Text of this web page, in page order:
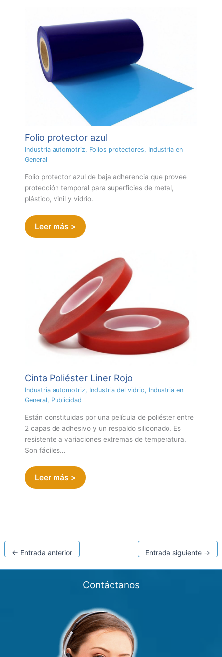
Folio protector azul
Industria automotriz, Folios protectores, Industria en
General
Folio protector azul de baja adherencia que provee
protección temporal para superficies de metal,
plástico, vinil y vidrio.
Leer más >
Cinta Poliéster Liner Rojo
Industria automotriz, Industria del vidrio, Industria en
General, Publicidad
Están constituidas por una película de poliéster entre
2 capas de adhesivo y un respaldo siliconado. Es
resistente a variaciones extremas de temperatura.
Son fáciles…
Leer más >
← Entrada anterior Entrada siguiente →
Contáctanos